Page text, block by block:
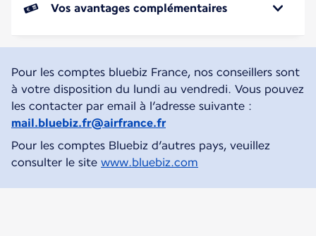
Vos avantages complémentaires
Pour les comptes bluebiz France, nos conseillers sont
à votre disposition du lundi au vendredi. Vous pouvez
les contacter par email à l’adresse suivante :
mail.bluebiz.fr@airfrance.fr
Pour les comptes Bluebiz d’autres pays, veuillez
consulter le site www.bluebiz.com